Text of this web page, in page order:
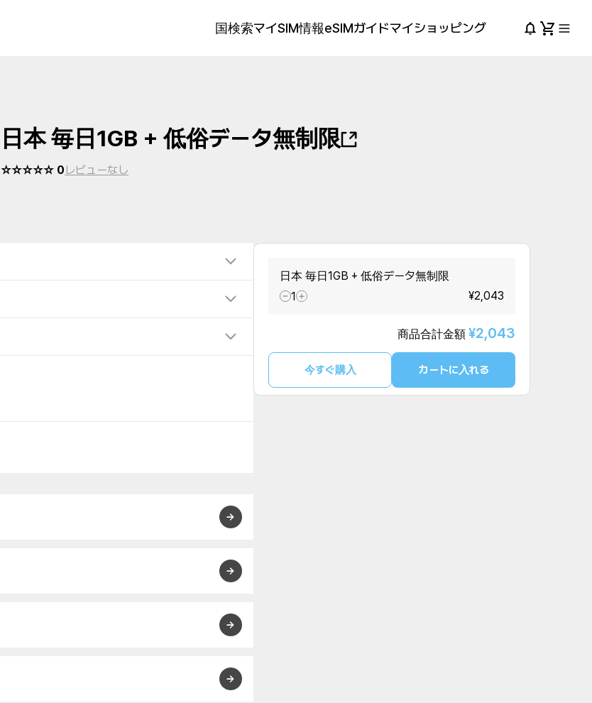
国検索マイSIM情報eSIMガイドマイショッピング
日本 毎日1GB + 低俗データ無制限
☆☆☆☆☆ 0 レビューなし
日本 毎日1GB + 低俗データ無制限
1
¥2,043
商品合計金額 ¥2,043
今すぐ購入 カートに入れる